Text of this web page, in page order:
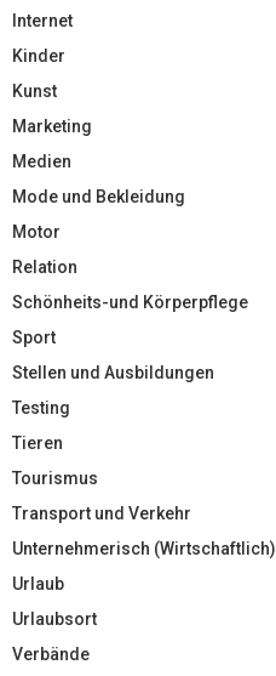
Internet
Kinder
Kunst
Marketing
Medien
Mode und Bekleidung
Motor
Relation
Schönheits-und Körperpflege
Sport
Stellen und Ausbildungen
Testing
Tieren
Tourismus
Transport und Verkehr
Unternehmerisch (Wirtschaftlich)
Urlaub
Urlaubsort
Verbände